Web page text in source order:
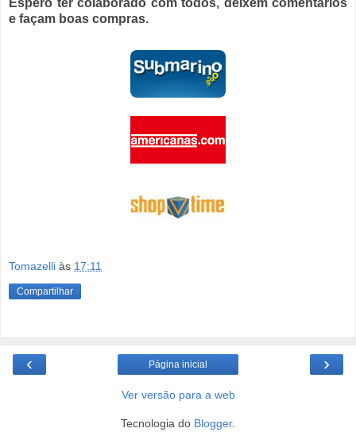
e façam boas compras.
Tomazelli às 17:11
Compartilhar
‹ ›
Página inicial
Ver versão para a web
Tecnologia do Blogger.